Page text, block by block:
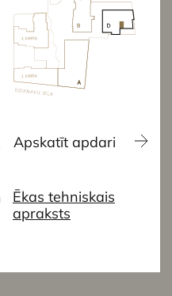
Apskatīt apdari
Ēkas tehniskais
apraksts